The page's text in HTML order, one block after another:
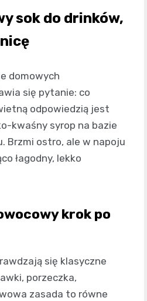
sok do drinków,
domowych
się pytanie: co
odpowiedzią jest
kwaśny syrop na bazie
Brzmi ostro, ale w napoju
łagodny, lekko
krok po
się klasyczne
porzeczka,
zasada to równe